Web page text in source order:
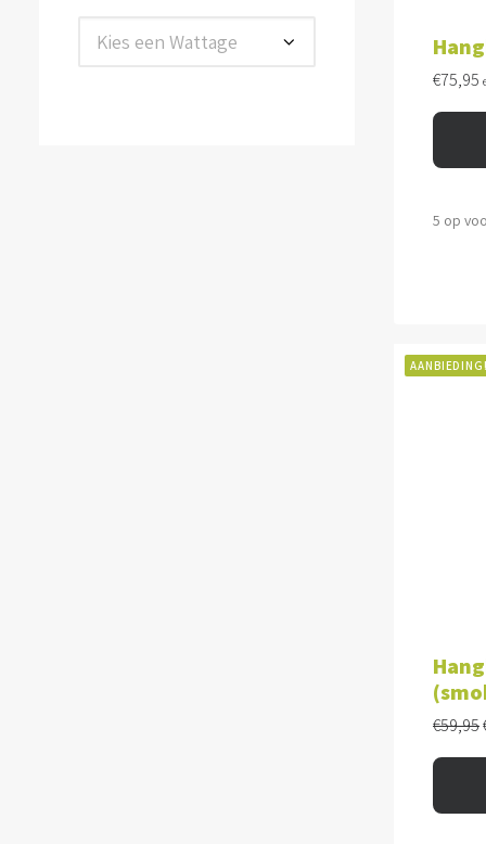
Kies een Wattage
€75,95
5 op
AANBIEDING!
€59,95